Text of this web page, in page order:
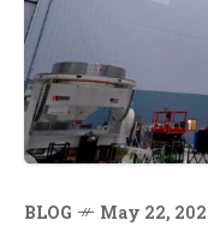
BLOG May 22,